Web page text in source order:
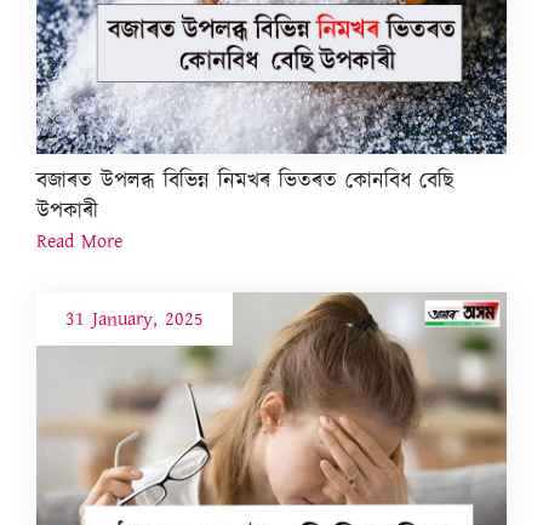
বজাৰত উপলব্ধ বিভিন্ন নিমখৰ ভিতৰত কোনবিধ বেছি
উপকাৰী
Read More
31 January, 2025